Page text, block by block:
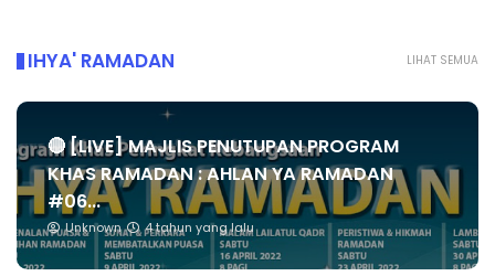
LIHAT SEMUA
IHYA' RAMADAN
🔴 [LIVE] MAJLIS PENUTUPAN PROGRAM
KHAS RAMADAN : AHLAN YA RAMADAN
#06...
Unknown 4 tahun yang lalu